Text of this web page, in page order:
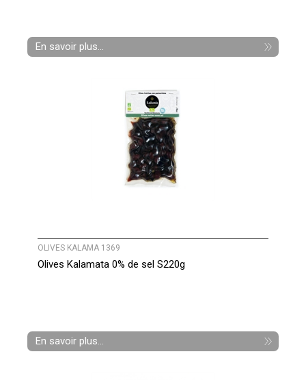
En savoir plus...
OLIVES KALAMA 1369
Olives Kalamata 0% de sel S220g
En savoir plus...